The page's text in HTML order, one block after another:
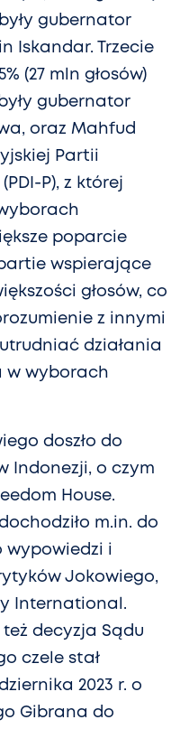
gubernator
Iskandar. Trzecie
(27 mln głosów)
gubernator
oraz Mahfud
Partii
P), z której
poparcie
partie wspierające
głosów, co
z innymi
działania
w wyborach
doszło do
Indonezji, o czym
House.
m.in. do
i
Jokowiego,
International.
też decyzja Sądu
czele stał
2023 r. o
Gibrana do